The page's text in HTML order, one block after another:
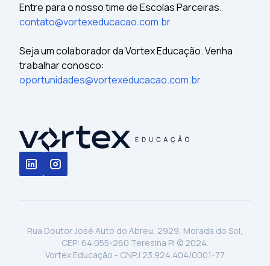
Entre para o nosso time de Escolas Parceiras.
contato@vortexeducacao.com.br
Seja um colaborador da Vortex Educação. Venha
trabalhar conosco:
oportunidades@vortexeducacao.com.br
Rua Doutor José Auto do Abreu, 2929, Morada do Sol,
CEP: 64.055-260 Teresina PI © 2024.
Vortex Educação - CNPJ 23.924.404/0001-77